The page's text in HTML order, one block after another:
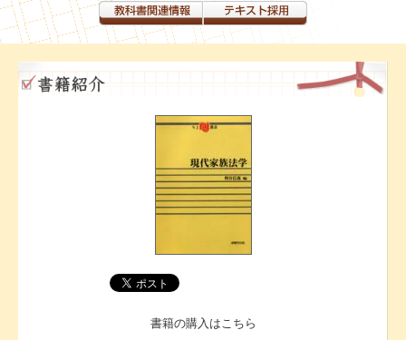
書籍の購入はこちら